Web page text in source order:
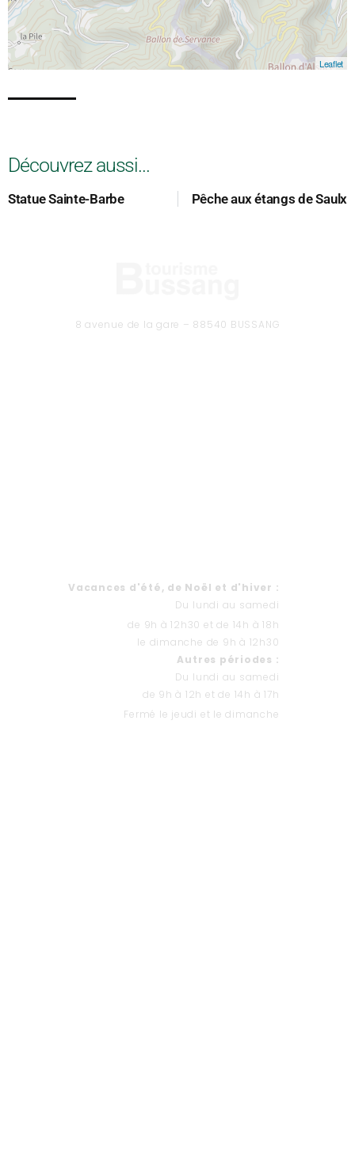
Leaflet
Découvrez aussi...
Statue Sainte-Barbe Pêche aux étangs de Saulx
8 avenue de la gare – 88540 BUSSANG
Vacances d'été, de Noël et d'hiver :
Du lundi au samedi
de 9h à 12h30 et de 14h à 18h
le dimanche de 9h à 12h30
Autres périodes :
Du lundi au samedi
de 9h à 12h et de 14h à 17h
Fermé le jeudi et le dimanche